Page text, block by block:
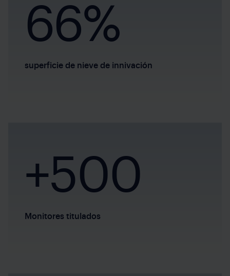
66%
superficie de nieve de innivación
+500
Monitores titulados